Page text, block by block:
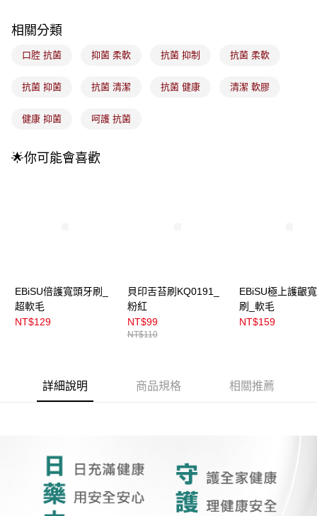
成交易。
4.訂單成立30分鐘內，如未前往確認交易或遇審核未通過，訂單將自動取
【繳款方式說明】
醒簡訊。
運送方式
付款後全家取貨
每筆NT$100，滿NT$899(含以上)免運費
每筆NT$100，滿NT$399(含以上)免運費
相關分類
口腔 抗菌 抑菌 柔軟 抗菌 抑制 抗菌 柔軟
抗菌 抑菌 抗菌 清潔 抗菌 健康 清潔 軟膠
健康 抑菌 呵護 抗菌
🌟你可能會喜歡
EBiSU倍護寬頭牙刷_
超軟毛
NT$129
貝印舌苔刷KQ0191_
粉紅
NT$99
NT$110
EBiSU極上護齦
刷_軟毛
NT$159
詳細說明 商品規格 相關推薦